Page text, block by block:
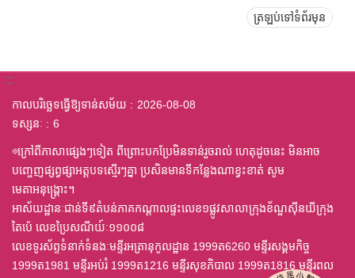
ត្រឡប់ទៅទំព័រមុន
:::
កាលបរិច្ឆេទធ្វើឱ្យទាន់សម័យ
2026-08-08
ទស្សនៈ
6
◎ក្រៅពីភាសាផ្សេងៗទៀត ពីព្រោះបកប្រែមិនទាន់រួចរាល់ ហេតុដូចនេះ មិនអាច
បញ្ចេញផ្សព្វផ្សាអត្តបទស្មើរៗគ្នា ប្រសិនមានទីកន្លែងណាខ្វះខាត់ សូម
មេតាអនុង្គ្រោះ។
អាស័យដ្ឋានៈជាន់ទី៩តំបន់ភាគកណ្តាលផ្ទះលេខ១ផ្លូវសាលាក្រុងខ័ណ្ឌស៊ីនយីក្រុង
តៃប៉េ លេខប្រៃសណីយ៍ៈ១១០០៨
លេខទូរស័ព្ទទំនាក់ទំនងៈមន្ទីរអត្រានុកូលដ្ឋាន 1999ត6260 មន្ទីរសង្គមកិច្ច
1999ត1981 មន្ទីរអប់រំ 1999ត1216 មន្ទីរសុខភិបាល 1999ត1816 មន្ទីរពល